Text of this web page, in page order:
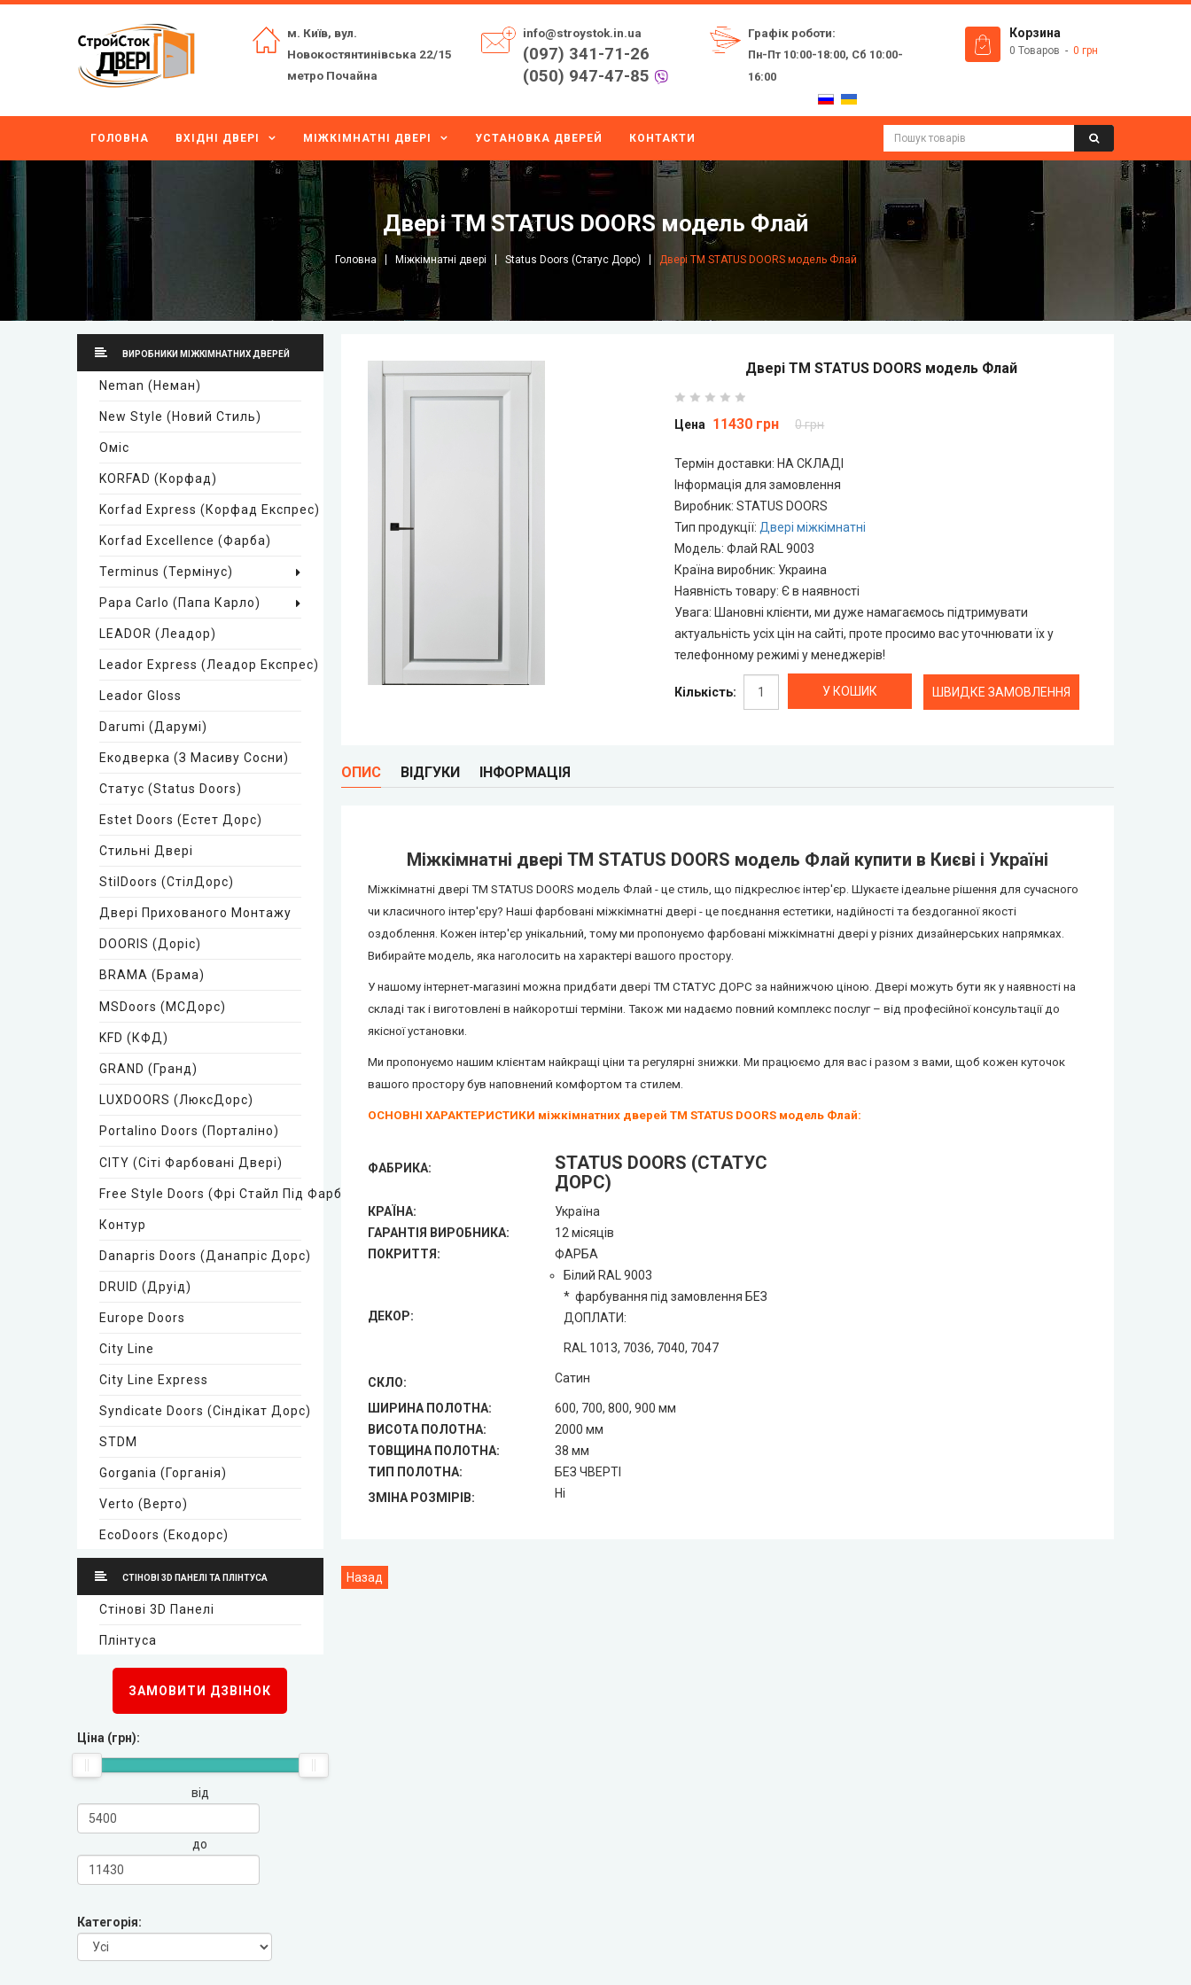
м. Київ, вул.
Новокостянтинівська 22/15
метро Почайна
info@stroystok.in.ua
(097) 341-71-26
(050) 947-47-85
Графік роботи:
Пн-Пт 10:00-18:00, Сб 10:00-
16:00
Корзина
0 Товаров 0 грн
ГОЛОВНА ВХІДНІ ДВЕРІ МІЖКІМНАТНІ ДВЕРІ УСТАНОВКА ДВЕРЕЙ КОНТАКТИ
Двері ТМ STATUS DOORS модель Флай
Головна Міжкімнатні двері Status Doors (Статус Дорс) Двері ТМ STATUS DOORS модель Флай
ВИРОБНИКИ МІЖКІМНАТНИХ ДВЕРЕЙ
Neman (Неман)
New Style (Новий Стиль)
Оміс
KORFAD (Корфад)
Korfad Express (Корфад Експрес)
Korfad Excellence (фарба)
Terminus (Термінус)
Papa Carlo (Папа Карло)
LEADOR (Леадор)
Leador Express (Леадор Експрес)
Leador Gloss
Darumi (Дарумі)
Екодверка (з Масиву Сосни)
Статус (Status Doors)
Estet Doors (Естет Дорс)
Стильні Двері
StilDoors (СтілДорс)
Двері Прихованого Монтажу
DOORIS (Доріс)
BRAMA (Брама)
MSDoors (МСДорс)
KFD (КФД)
GRAND (Гранд)
LUXDOORS (ЛюксДорс)
Portalino Doors (Порталіно)
CITY (Сіті Фарбовані Двері)
Free Style Doors (Фрі Стайл Під Фарбування)
Контур
Danapris Doors (Данапріс Дорс)
DRUID (Друід)
Europe Doors
City Line
City Line Express
Syndicate Doors (Сіндікат Дорс)
STDM
Gorgania (Горганія)
Verto (Верто)
EcoDoors (Екодорс)
Neman (Неман)
New Style (Новий Стиль)
KORFAD (Корфад)
Korfad Express (Корфад Експрес)
Korfad Excellence (фарба)
Terminus (Термінус)
LEADOR (Леадор)
СТІНОВІ 3D ПАНЕЛІ ТА ПЛІНТУСА
Стінові 3D Панелі
Плінтуса
ЗАМОВИТИ ДЗВІНОК
Ціна (грн):
від
до
Категорія:
Двері ТМ STATUS DOORS модель Флай
Цена 11430 грн 0 грн
Термін доставки: НА СКЛАДІ
Інформація для замовлення
Виробник:STATUS DOORS
Тип продукції: Двері міжкімнатні
Модель:Флай RAL 9003
Країна виробник: Украина
Наявність товару:Є в наявності
Увага: Шановні клієнти, ми дуже намагаємось підтримувати
актуальність усіх цін на сайті, проте просимо вас уточнювати їх у
телефонному режимі у менеджерів!
Кількість: ШВИДКЕ ЗАМОВЛЕННЯ
ОПИС ВІДГУКИ ІНФОРМАЦІЯ
Міжкімнатні двері ТМ STATUS DOORS модель Флай купити в Києві і Україні
Міжкімнатні двері ТМ STATUS DOORS модель Флай - це стиль, що підкреслює інтер'єр. Шукаєте ідеальне рішення для сучасного
чи класичного інтер'єру? Наші фарбовані міжкімнатні двері - це поєднання естетики, надійності та бездоганної якості
оздоблення. Кожен інтер'єр унікальний, тому ми пропонуємо фарбовані міжкімнатні двері у різних дизайнерських напрямках.
Вибирайте модель, яка наголосить на характері вашого простору.
У нашому інтернет-магазині можна придбати двері ТМ СТАТУС ДОРС за найнижчою ціною. Двері можуть бути як у наявності на
складі так і виготовлені в найкоротші терміни. Також ми надаємо повний комплекс послуг – від професійної консультації до
якісної установки.
Ми пропонуємо нашим клієнтам найкращі ціни та регулярні знижки. Ми працюємо для вас і разом з вами, щоб кожен куточок
вашого простору був наповнений комфортом та стилем.
ОСНОВНІ ХАРАКТЕРИСТИКИ міжкімнатних дверей ТМ STATUS DOORS модель Флай:
ФАБРИКА:
STATUS DOORS (СТАТУС
ДОРС)
КРАЇНА:
Україна
ГАРАНТІЯ ВИРОБНИКА:
12 місяців
ПОКРИТТЯ:
ФАРБА
ДЕКОР:
Білий RAL 9003
* фарбування під замовлення БЕЗ
ДОПЛАТИ:
RAL 1013, 7036, 7040, 7047
СКЛО: Сатин
ШИРИНА ПОЛОТНА:
600, 700, 800, 900 мм
ВИСОТА ПОЛОТНА:
2000 мм
ТОВЩИНА ПОЛОТНА:
38 мм
ТИП ПОЛОТНА:
БЕЗ ЧВЕРТІ
ЗМІНА РОЗМІРІВ:
Ні